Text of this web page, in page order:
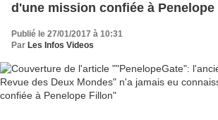
d'une mission confiée à Penelope
Publié le 27/01/2017 à 10:31
Par Les Infos Videos